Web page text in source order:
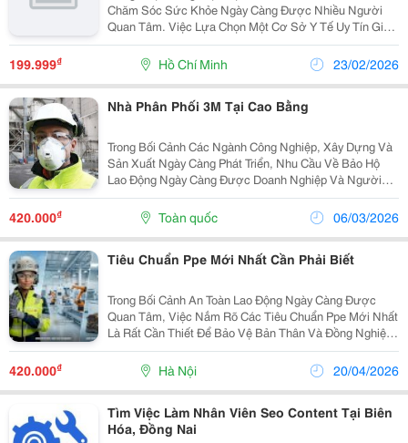
Chăm Sóc Sức Khỏe Ngày Càng Được Nhiều Người
Quan Tâm. Việc Lựa Chọn Một Cơ Sở Y Tế Uy Tín Giúp
Người Bệnh An Tâm Hơn Trong Quá Trình Kiểm Tra Và
Điều Trị. Tại Khu Vực Trung Tâm Tp.hcm, Phòng Khám
Chuyên...
199.999₫ Hồ Chí Minh 23/02/2026
Nhà Phân Phối 3M Tại Cao Bằng
Trong Bối Cảnh Các Ngành Công Nghiệp, Xây Dựng Và
Sản Xuất Ngày Càng Phát Triển, Nhu Cầu Về Bảo Hộ
Lao Động Ngày Càng Được Doanh Nghiệp Và Người
Lao Động Quan Tâm. Việc Trang Bị Đầy Đủ Thiết Bị Bảo
Hộ Lao Động Không Chỉ Giúp Đảm Bảo An Toàn Trong
420.000₫ Toàn quốc 06/03/2026
Tiêu Chuẩn Ppe Mới Nhất Cần Phải Biết
Trong Bối Cảnh An Toàn Lao Động Ngày Càng Được
Quan Tâm, Việc Nắm Rõ Các Tiêu Chuẩn Ppe Mới Nhất
Là Rất Cần Thiết Để Bảo Vệ Bản Thân Và Đồng Nghiệp.
Trang Bị Bảo Hộ Cá Nhân Không Chỉ Giúp Giảm Thiểu
Rủi Ro Tai Nạn Mà Còn Góp Phần Xây Dựng Môi
Trường...
420.000₫ Hà Nội 20/04/2026
Tìm Việc Làm Nhân Viên Seo Content Tại Biên
Hóa, Đồng Nai